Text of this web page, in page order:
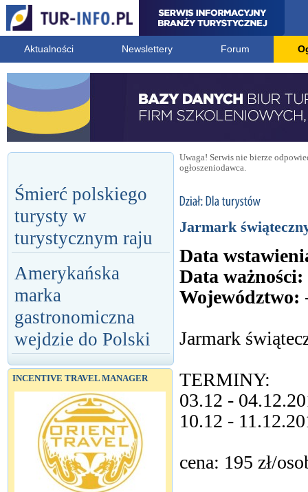
Aktualności Newslettery Forum
Śmierć polskiego
turysty w
turystycznym raju
Amerykańska
marka
gastronomiczna
wejdzie do Polski
INCENTIVE TRAVEL MANAGER
Uwaga! Serwis nie bierze
ogłoszeniodawca.
Jarmark
Data
Data ważności:
Województwo:
Jarmark
TERMINY:
03.12 -
10.12 -
cena: 195 zł/